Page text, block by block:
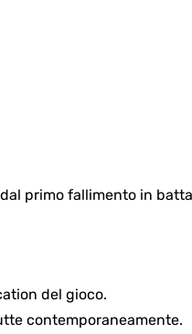
primo fallimento in
del gioco.
contemporaneamente.